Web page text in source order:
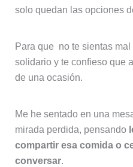
solo quedan las opciones
Para que no te sientas
solidario y te confieso que
de una ocasión.
Me he sentado en una
mirada perdida, pensando
compartir esa comida o
conversar.